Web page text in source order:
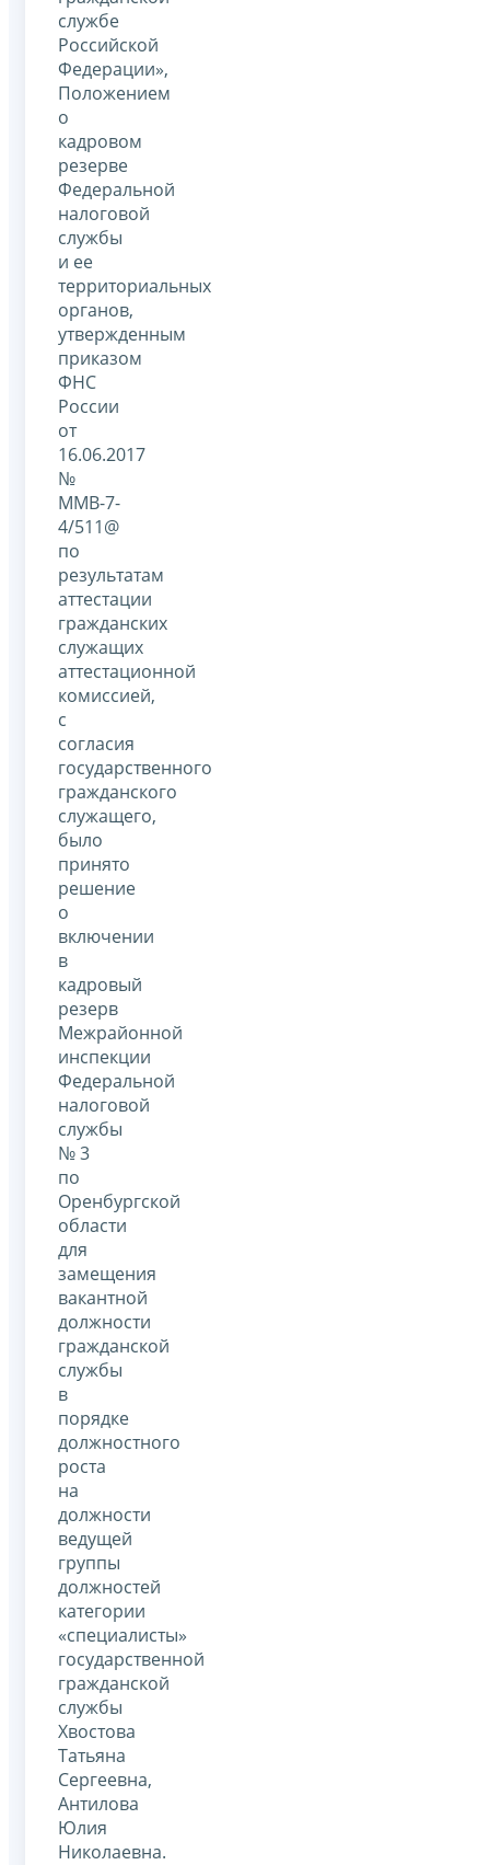
службе
Российской
Федерации»,
Положением
о
кадровом
резерве
Федеральной
налоговой
службы
и ее
территориальных
органов,
утвержденным
приказом
ФНС
России
от
16.06.2017
№
ММВ-7-
4/511@
по
результатам
аттестации
гражданских
служащих
аттестационной
комиссией,
с
согласия
государственного
гражданского
служащего,
было
принято
решение
о
включении
в
кадровый
резерв
Межрайонной
инспекции
Федеральной
налоговой
службы
№ 3
по
Оренбургской
области
для
замещения
вакантной
должности
гражданской
службы
в
порядке
должностного
роста
на
должности
ведущей
группы
должностей
категории
«специалисты»
государственной
гражданской
службы
Хвостова
Татьяна
Сергеевна,
Антилова
Юлия
Николаевна.